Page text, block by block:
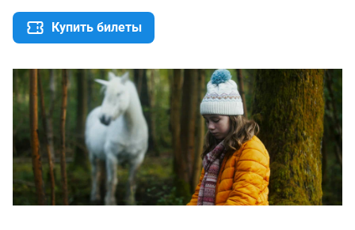
Купить билеты